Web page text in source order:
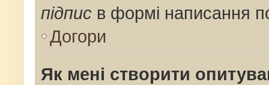
підпис в формі написання
Догори
Як мені створити